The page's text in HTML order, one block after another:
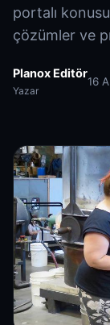
portalı
çözümler ve
Planox Editör
Yazar
16